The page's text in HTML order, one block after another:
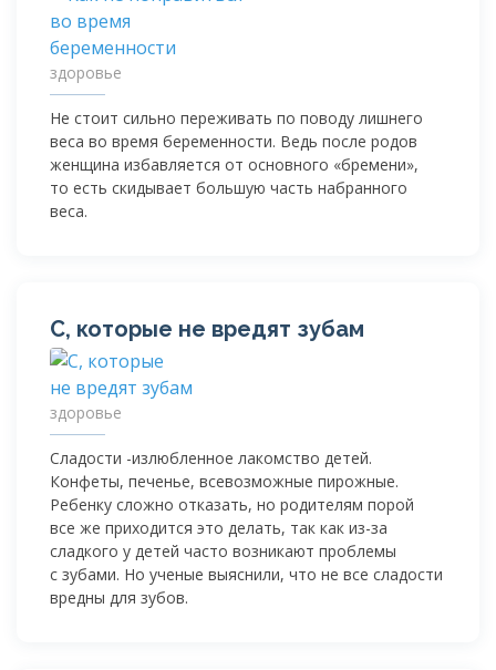
здоровье
Не стоит сильно переживать по поводу лишнего
веса во время беременности. Ведь после родов
женщина избавляется от основного «бремени»,
то есть скидывает большую часть набранного
веса.
C, которые не вредят зубам
здоровье
Сладости -излюбленное лакомство детей.
Конфеты, печенье, всевозможные пирожные.
Ребенку сложно отказать, но родителям порой
все же приходится это делать, так как из-за
сладкого у детей часто возникают проблемы
с зубами. Но ученые выяснили, что не все сладости
вредны для зубов.